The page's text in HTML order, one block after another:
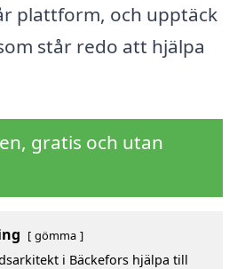
plattform, och upptäck
står redo att hjälpa
gratis och utan
gömma
i Bäckefors hjälpa till